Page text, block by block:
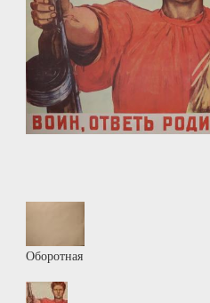
Оборотная